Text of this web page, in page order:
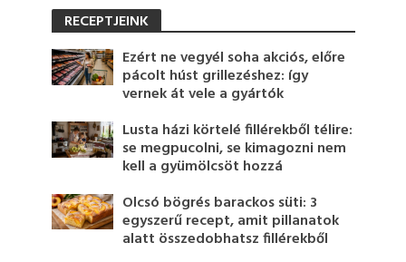
RECEPTJEINK
Ezért ne vegyél soha akciós, előre
pácolt húst grillezéshez: így
vernek át vele a gyártók
Lusta házi körtelé fillérekből télire:
se megpucolni, se kimagozni nem
kell a gyümölcsöt hozzá
Olcsó bögrés barackos süti: 3
egyszerű recept, amit pillanatok
alatt összedobhatsz fillérekből